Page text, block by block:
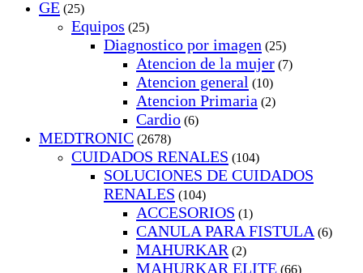
GE (25)
Equipos (25)
Diagnostico por imagen (25)
Atencion de la mujer (7)
Atencion general (10)
Atencion Primaria (2)
Cardio (6)
MEDTRONIC (2678)
CUIDADOS RENALES (104)
SOLUCIONES DE CUIDADOS
RENALES (104)
ACCESORIOS (1)
CANULA PARA FISTULA (6)
MAHURKAR (2)
MAHURKAR ELITE (66)